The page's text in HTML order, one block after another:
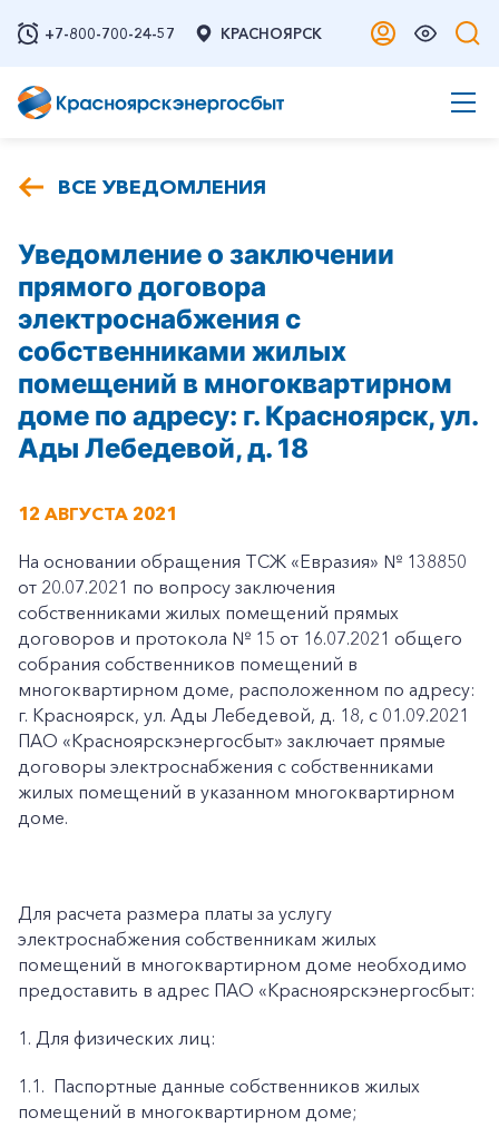
+7-800-700-24-57 КРАСНОЯРСК
ВСЕ УВЕДОМЛЕНИЯ
Уведомление о заключении
прямого договора
электроснабжения с
собственниками жилых
помещений в многоквартирном
доме по адресу: г. Красноярск, ул.
Ады Лебедевой, д. 18
12 АВГУСТА 2021
На основании обращения ТСЖ «Евразия» № 138850
от 20.07.2021 по вопросу заключения
собственниками жилых помещений прямых
договоров и протокола № 15 от 16.07.2021 общего
собрания собственников помещений в
многоквартирном доме, расположенном по адресу:
г. Красноярск, ул. Ады Лебедевой, д. 18, с 01.09.2021
ПАО «Красноярскэнергосбыт» заключает прямые
договоры электроснабжения с собственниками
жилых помещений в указанном многоквартирном
доме.
Для расчета размера платы за услугу
электроснабжения собственникам жилых
помещений в многоквартирном доме необходимо
предоставить в адрес ПАО «Красноярскэнергосбыт:
1. Для физических лиц:
1.1. Паспортные данные собственников жилых
помещений в многоквартирном доме;